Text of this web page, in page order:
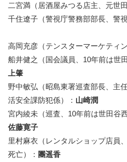
二宮満（居酒屋みつる店主、元世
千住遼子（警視庁警務部部長、警
高岡充彦（テンスターマーケティ
船井健之（国会議員、10年前は世
上肇
野中敏弘（昭島東署巡査部長、主
活安全課防犯係）： 山崎潤
宮内綾未（巡査、10年前は世田谷
佐藤寛子
里村麻衣（レンタルショップ店員
死亡）： 團遥香